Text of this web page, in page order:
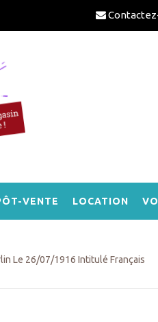
VENTE LOCATION
Le 26/07/1916 Intitulé Français